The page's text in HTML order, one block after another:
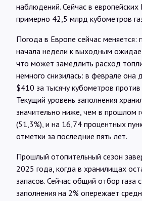
наблюдений. Сейчас в европейских
примерно 42,5 млрд кубометров
Погода в Европе сейчас меняется:
начала недели к выходным
что может замедлить расход
немного снизилась: в феврале она
$410 за тысячу кубометров
Текущий уровень заполнения
значительно ниже, чем в прошлом
(51,3%), и на 16,74 процентных
отметки за последние пять лет.
Прошлый отопительный сезон
2025 года, когда в хранилищах
запасов. Сейчас общий отбор газа
заполнения на 2% опережает